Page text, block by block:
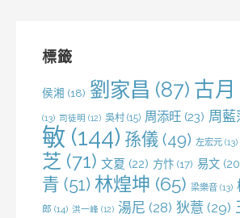
標籤
侯湘 (18) 劉家昌 (87) 古月
(13) 司徒明 (12) 吳村 (15) 周添旺 (23) 周藍
敏 (144) 孫儀 (49) 左宏元 (13)
芝 (71) 文夏 (22) 方忭 (17) 易文
青 (51) 林煌坤 (65) 梁樂音 (13)
郎 (14) 洪一峰 (12) 湯尼 (28) 狄薏 (29)